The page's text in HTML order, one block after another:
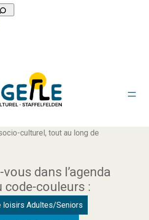
culturel, tout au long de
vous dans l’agenda
code-couleurs :
loisirs Adultes/Seniors